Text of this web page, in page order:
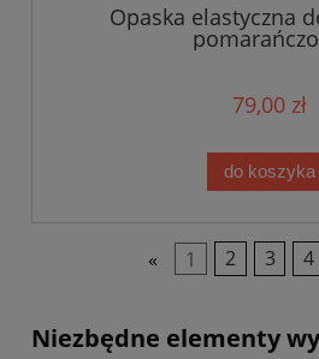
Opaska elastyczna
79,00 zł
do koszyka
« 1 2 3 4
Niezbędne elementy